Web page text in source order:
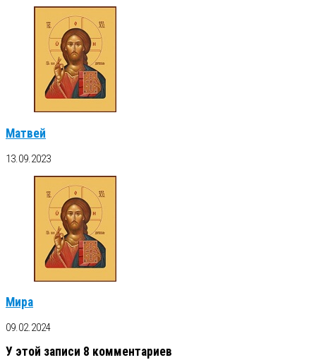
Матвей
13.09.2023
Мира
09.02.2024
У этой записи 8 комментариев